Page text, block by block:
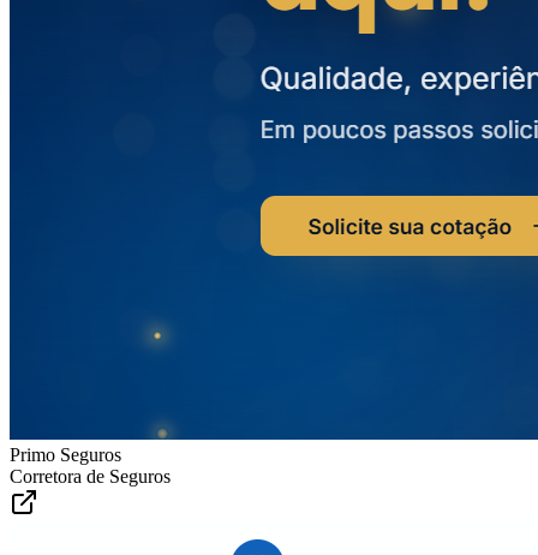
Primo Seguros
Corretora de Seguros